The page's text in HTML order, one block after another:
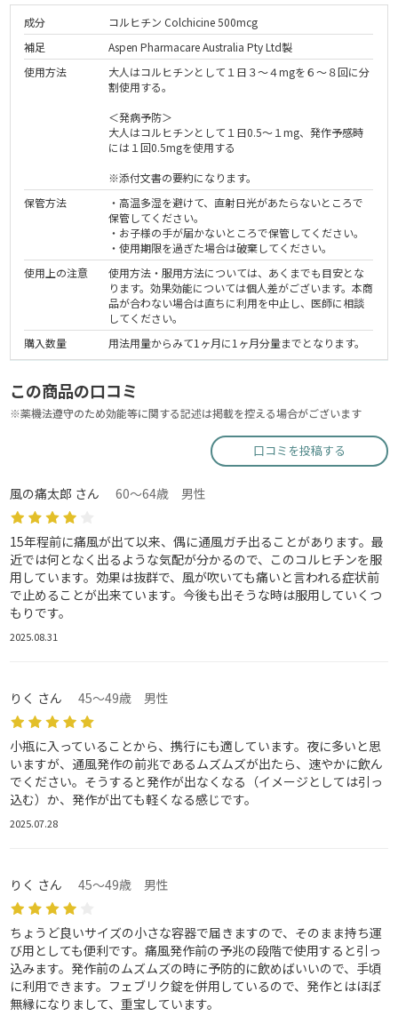
成分
コルヒチン Colchicine 500mcg
補足
Aspen Pharmacare Australia Pty Ltd製
使用方法
大人はコルヒチンとして１日３～４mgを６～８回に分
割使用する。
＜発病予防＞
大人はコルヒチンとして１日0.5～１mg、発作予感時
には１回0.5mgを使用する
※添付文書の要約になります。
保管方法
・高温多湿を避けて、直射日光があたらないところで
保管してください。
・お子様の手が届かないところで保管してください。
・使用期限を過ぎた場合は破棄してください。
使用上の注意
使用方法・服用方法については、あくまでも目安とな
ります。効果効能については個人差がございます。本商
品が合わない場合は直ちに利用を中止し、医師に相談
してください。
購入数量
用法用量からみて1ヶ月に1ヶ月分量までとなります。
この商品の口コミ
※薬機法遵守のため効能等に関する記述は掲載を控える場合がございます
口コミを投稿する
風の痛太郎 さん 60～64歳 男性
15年程前に痛風が出て以来、偶に通風ガチ出ることがあります。最
近では何となく出るような気配が分かるので、このコルヒチンを服
用しています。効果は抜群で、風が吹いても痛いと言われる症状前
で止めることが出来ています。今後も出そうな時は服用していくつ
もりです。
2025.08.31
りく さん 45～49歳 男性
小瓶に入っていることから、携行にも適しています。夜に多いと思
いますが、通風発作の前兆であるムズムズが出たら、速やかに飲ん
でください。そうすると発作が出なくなる（イメージとしては引っ
込む）か、発作が出ても軽くなる感じです。
2025.07.28
りく さん 45～49歳 男性
ちょうど良いサイズの小さな容器で届きますので、そのまま持ち運
び用としても便利です。痛風発作前の予兆の段階で使用すると引っ
込みます。発作前のムズムズの時に予防的に飲めばいいので、手頃
に利用できます。フェブリク錠を併用しているので、発作とはほぼ
無縁になりまして、重宝しています。